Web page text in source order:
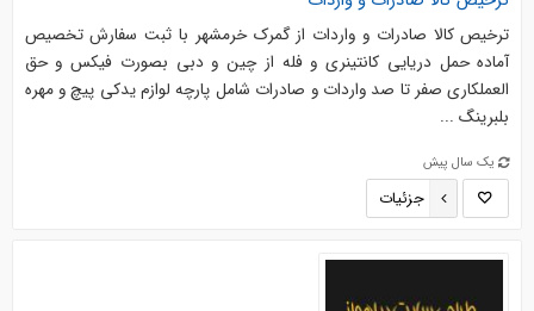
ترخیص کالا صادرات و واردات از گمرک خرمشهر با ثبت سفارش تخصیص
آماده حمل دریایی کانتینری و فله از چین و دبی بصورت فیکس و حق
العملکاری صفر تا صد واردات و صادرات شامل پارچه لوازم یدکی پیچ و مهره
بلبرینگ ...
یک سال پیش
جزئیات